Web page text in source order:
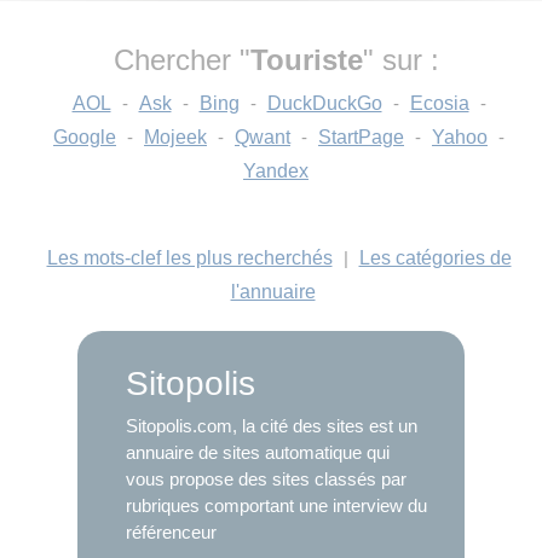
Chercher "Touriste" sur :
AOL - Ask - Bing - DuckDuckGo - Ecosia -
Google - Mojeek - Qwant - StartPage - Yahoo -
Yandex
Les mots-clef les plus recherchés |
Les catégories de
l'annuaire
Sitopolis
Sitopolis.com, la cité des sites est un
annuaire de sites automatique qui
vous propose des sites classés par
rubriques comportant une interview du
référenceur